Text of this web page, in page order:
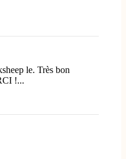
le. Très bon
!...